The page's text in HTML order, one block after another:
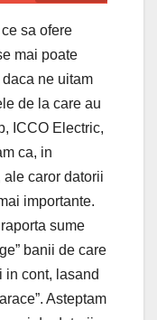
sa ofere
mai poate
ne uitam
de la care au
ICCO Electric,
ca, in
caror datorii
importante.
sume
banii de care
in cont, lasand
Asteptam